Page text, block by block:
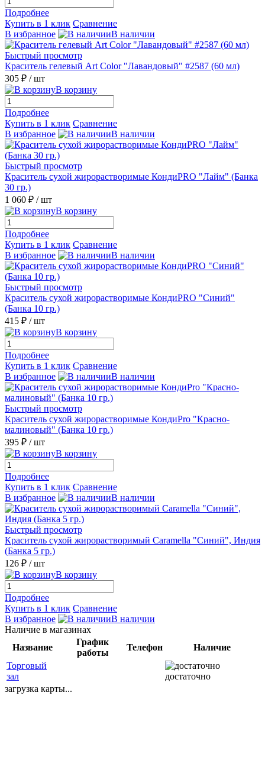
Подробнее
Купить в 1 клик Сравнение
В избранное
В наличии
Быстрый просмотр
Краситель гелевый Art Color "Лавандовый" #2587 (60 мл)
305 ₽ / шт
В корзину
Подробнее
Купить в 1 клик Сравнение
В избранное
В наличии
Быстрый просмотр
Краситель сухой жирорастворимые КондиPRO "Лайм" (Банка
30 гр.)
1 060 ₽ / шт
В корзину
Подробнее
Купить в 1 клик Сравнение
В избранное
В наличии
Быстрый просмотр
Краситель сухой жирорастворимые КондиPRO "Синий"
(Банка 10 гр.)
415 ₽ / шт
В корзину
Подробнее
Купить в 1 клик Сравнение
В избранное
В наличии
Быстрый просмотр
Краситель сухой жирорастворимые КондиPro "Красно-
малиновый" (Банка 10 гр.)
395 ₽ / шт
В корзину
Подробнее
Купить в 1 клик Сравнение
В избранное
В наличии
Быстрый просмотр
Краситель сухой жирорастворимый Caramella "Синий", Индия
(Банка 5 гр.)
126 ₽ / шт
В корзину
Подробнее
Купить в 1 клик Сравнение
В избранное
В наличии
Наличие в магазинах
Название
График
работы
Телефон
Наличие
Торговый
зал
достаточно
загрузка карты...